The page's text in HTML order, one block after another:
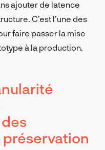
ajouter de latence
C’est l’une des
faire passer la mise
à la production.
préservation